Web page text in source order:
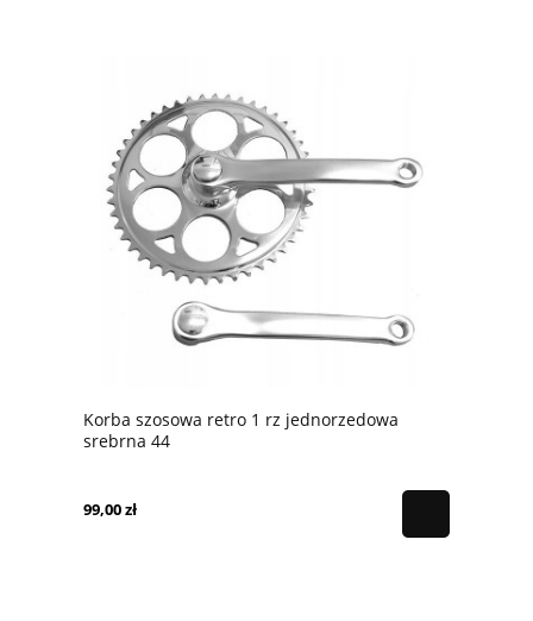
Korba szosowa retro 1 rz jednorzedowa
srebrna 44
99,00 zł